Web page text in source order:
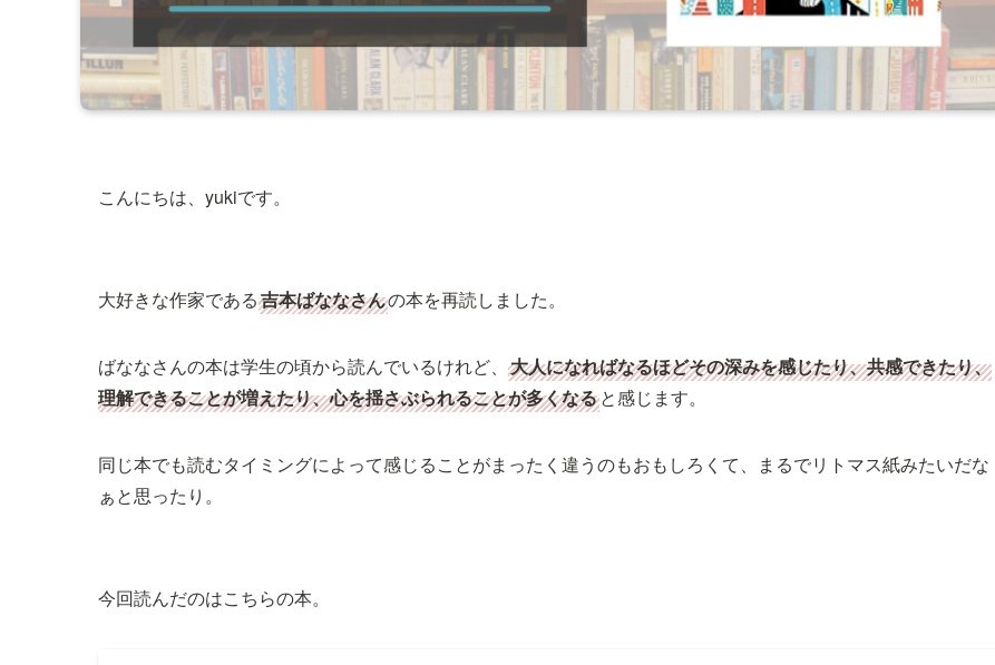
こんにちは、yukiです。
大好きな作家である吉本ばななさんの本を再読しました。
ばななさんの本は学生の頃から読んでいるけれど、 大人になればなるほどその深みを感じたり、共感できたり、
理解できることが増えたり、心を揺さぶられることが多くなると感じます。
同じ本でも読むタイミングによって感じることがまったく違うのもおもしろくて、まるでリトマス紙みたいだな
ぁと思ったり。
今回読んだのはこちらの本。